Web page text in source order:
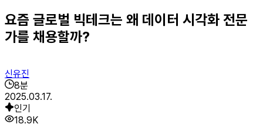
요즘 글로벌 빅테크는 왜 데이터 시각화 전문
가를 채용할까?
신유진
8분
2025.03.17.
인기
18.9K